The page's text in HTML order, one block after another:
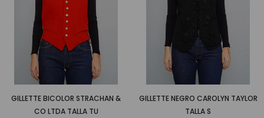
GILLETTE BICOLOR STRACHAN &
CO LTDA TALLA TU
GILLETTE NEGRO CAROLYN TAYLOR
TALLA S